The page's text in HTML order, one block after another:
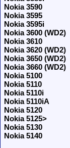
Nokia 3590
Nokia 3595
Nokia 3595i
Nokia 3600 (WD2)
Nokia 3610
Nokia 3620 (WD2)
Nokia 3650 (WD2)
Nokia 3660 (WD2)
Nokia 5100
Nokia 5110
Nokia 5110i
Nokia 5110iA
Nokia 5120
Nokia 5125>
Nokia 5130
Nokia 5140